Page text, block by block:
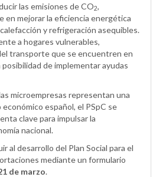
las emisiones de CO2,
en mejorar la eficiencia energética
y refrigeración asequibles.
a hogares vulnerables,
transporte que se encuentren en
de implementar ayudas
microempresas representan una
español, el PSpC se
clave para impulsar la
nacional.
al desarrollo del Plan Social para el
mediante un formulario
de marzo.